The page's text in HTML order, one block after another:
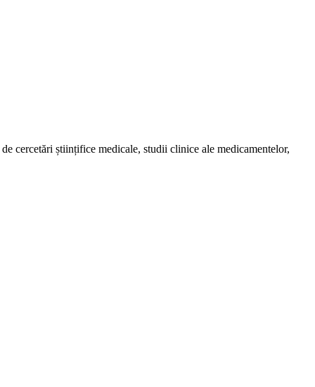
cercetări științifice medicale, studii clinice ale medicamentelor,